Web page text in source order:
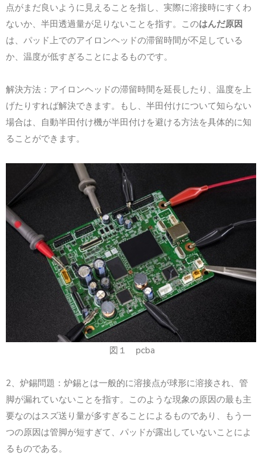
点がまだ良いように見えることを指し、実際に溶接時にすくわ
ないか、半田透過量が足りないことを指す。このはんだ原因
は、パッド上でのアイロンヘッドの滞留時間が不足している
か、温度が低すぎることによるものです。
解決方法：アイロンヘッドの滞留時間を延長したり、温度を上
げたりすれば解決できます。もし、半田付けについて知らない
場合は、自動半田付け機が半田付けを避ける方法を具体的に知
ることができます。
図１ pcba
2 、炉錫問題：炉錫とは一般的に溶接点が球形に溶接され、管
脚が漏れていないことを指す。このような現象の原因の最も主
要なのはスズ送り量が多すぎることによるものであり、もう一
つの原因は管脚が短すぎて、パッドが露出していないことによ
るものである。